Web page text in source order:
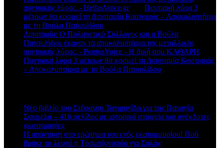
ποντιακής λύρας. - HellasVoice.grστο Ποντιακή λύρα 3
μέτρων θα κοσμεί τη Διποταμία Καστοριάς – Αποκαλυπτήρια
με τη Βούλα Πατουλίδου
Διποταμία: Ο Πολιτιστικό Σύλλογος και η Βούλα
Πατουλίδου έκαναν τα αποκαλυπτήρια της μεταλλικής
ποντιακής λύρας. - PontosVoice - H δική σου ΚΑΘΑΡΗ
Ποντιακή λύρα 3 μέτρων θα κοσμεί τη Διποταμία Καστοριάς
– Αποκαλυπτήρια με τη Βούλα Πατουλίδου
Νέο βιβλίο του Στέφανου Τανιμανίδη για την Παναγία
Σουμελά – 416 σελίδες με ιστορικά στοιχεία και ανέκδοτες
φωτογραφίες
Η απάντηση στο ερώτημα του ενός εκατομμυρίου! Πού
βρήκε τα λεφτά η Τραμπζονσπόρ για Σαλάχ;